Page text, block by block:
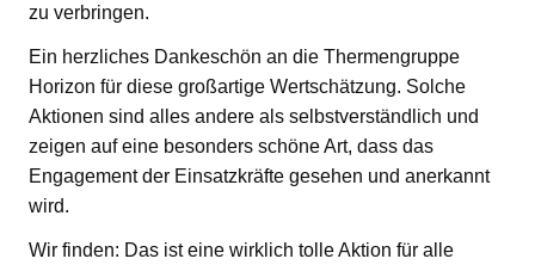
zu verbringen.
Ein herzliches Dankeschön an die Thermengruppe
Horizon für diese großartige Wertschätzung. Solche
Aktionen sind alles andere als selbstverständlich und
zeigen auf eine besonders schöne Art, dass das
Engagement der Einsatzkräfte gesehen und anerkannt
wird.
Wir finden: Das ist eine wirklich tolle Aktion für alle